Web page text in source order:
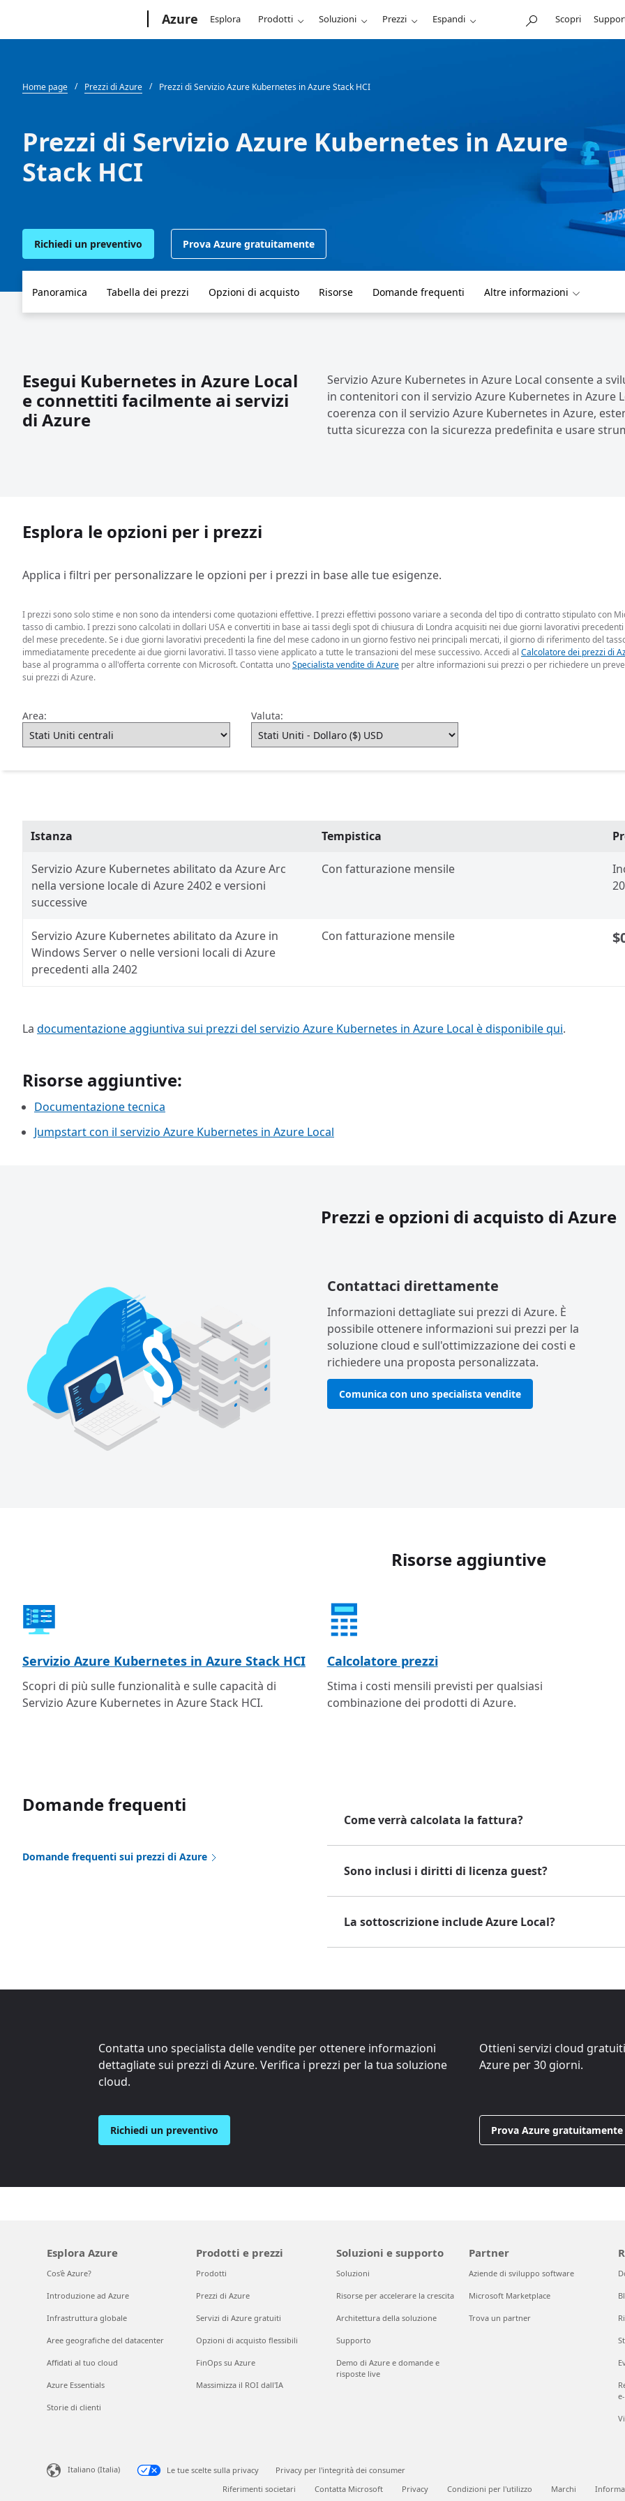
Azure Esplora Prodotti Soluzioni Prezzi Espandi Scopri
Home page Prezzi di Azure Prezzi di Servizio Azure Kubernetes in Azure Stack HCI
Prezzi di Servizio Azure Kubernetes in Azure
Stack HCI
Richiedi un preventivo Prova Azure gratuitamente
Panoramica Tabella dei prezzi Opzioni di acquisto Risorse Domande frequenti Altre informazioni
Esegui Kubernetes in Azure Local
e connettiti facilmente ai servizi
di Azure
Servizio Azure Kubernetes in Azure Local consente a
in contenitori con il servizio Azure Kubernetes in Azure
coerenza con il servizio Azure Kubernetes in Azure,
tutta sicurezza con la sicurezza predefinita e usare
Esplora le opzioni per i prezzi
Applica i filtri per personalizzare le opzioni per i prezzi in base alle tue esigenze.
I prezzi sono solo stime e non sono da intendersi come quotazioni effettive. I prezzi effettivi possono variare a seconda del tipo di contratto stipulato con
tasso di cambio. I prezzi sono calcolati in dollari USA e convertiti in base ai tassi degli spot di chiusura di Londra acquisiti nei due giorni lavorativi
del mese precedente. Se i due giorni lavorativi precedenti la fine del mese cadono in un giorno festivo nei principali mercati, il giorno di riferimento del
immediatamente precedente ai due giorni lavorativi. Il tasso viene applicato a tutte le transazioni del mese successivo. Accedi al Calcolatore dei prezzi di
base al programma o all'offerta corrente con Microsoft. Contatta unoSpecialista vendite di Azure per altre informazioni sui prezzi o per richiedere un
sui prezzi di Azure.
Area: Valuta:
Istanza Tempistica
Servizio Azure Kubernetes abilitato da Azure Arc
nella versione locale di Azure 2402 e versioni
successive
Con fatturazione mensile
Servizio Azure Kubernetes abilitato da Azure in
Windows Server o nelle versioni locali di Azure
precedenti alla 2402
Con fatturazione mensile
La documentazione aggiuntiva sui prezzi del servizio Azure Kubernetes in Azure Local è disponibile qui.
Risorse aggiuntive:
Documentazione tecnica
Jumpstart con il servizio Azure Kubernetes in Azure Local
Prezzi e opzioni di acquisto di Azure
Contattaci direttamente
Informazioni dettagliate sui prezzi di Azure. È
possibile ottenere informazioni sui prezzi per la
soluzione cloud e sull'ottimizzazione dei costi e
richiedere una proposta personalizzata.
Comunica con uno specialista vendite
Risorse aggiuntive
Servizio Azure Kubernetes in Azure Stack HCI
Scopri di più sulle funzionalità e sulle capacità di
Servizio Azure Kubernetes in Azure Stack HCI.
Calcolatore prezzi
Stima i costi mensili previsti per qualsiasi
combinazione dei prodotti di Azure.
Domande frequenti
Domande frequenti sui prezzi di Azure
Come verrà calcolata la fattura?
Sono inclusi i diritti di licenza guest?
La sottoscrizione include Azure Local?
Contatta uno specialista delle vendite per ottenere informazioni
dettagliate sui prezzi di Azure. Verifica i prezzi per la tua soluzione
cloud.
Richiedi un preventivo
Ottieni servizi cloud
Azure per 30 giorni.
Prova Azure gratuitamente
Esplora Azure
Cos'è Azure?
Introduzione ad Azure
Infrastruttura globale
Aree geografiche del datacenter
Affidati al tuo cloud
Azure Essentials
Storie di clienti
Prodotti e prezzi
Prodotti
Prezzi di Azure
Servizi di Azure gratuiti
Opzioni di acquisto flessibili
FinOps su Azure
Massimizza il ROI dall'IA
Soluzioni e supporto
Soluzioni
Risorse per accelerare la crescita
Architettura della soluzione
Supporto
Demo di Azure e domande e
risposte live
Partner
Aziende di sviluppo software
Microsoft Marketplace
Trova un partner
Italiano (Italia) Le tue scelte sulla privacy
Privacy per l'integrità dei consumer
Riferimenti societari
Contatta Microsoft Privacy Condizioni per l'utilizzo Marchi